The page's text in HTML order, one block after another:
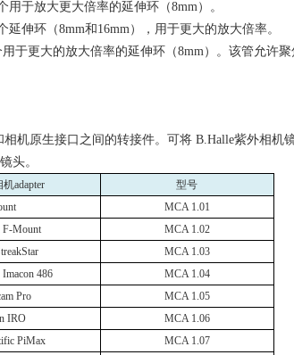
用于放大更大倍率的延伸环（8mm ）。
延伸环（8mm和16mm ），用于更大的放大倍率。
用于更大的放大倍率的延伸环（8mm ）。该管允许
机原生接口之间的转接件。可将 B.Halle紫外相机
头。
机adapter
型号
MCA 1.01
Mount
MCA 1.02
MCA 1.03
486
MCA 1.04
Pro
MCA 1.05
IRO
MCA 1.06
PiMax
MCA 1.07